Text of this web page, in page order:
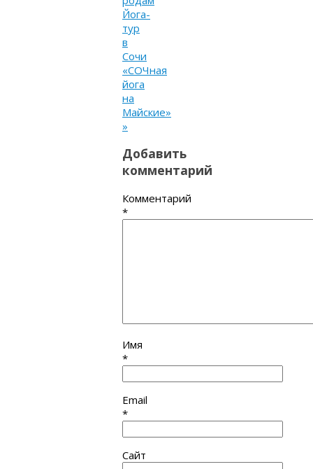
Йога-
тур
в
Сочи
«СОЧная
йога
на
Майские»
»
Добавить
комментарий
Комментарий
*
Имя
*
Email
*
Сайт